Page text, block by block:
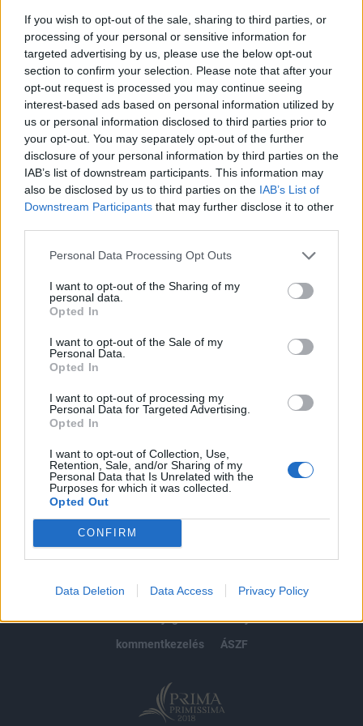
If you wish to opt-out of the sale, sharing to third parties, or
processing of your personal or sensitive information for
targeted advertising by us, please use the below opt-out
section to confirm your selection. Please note that after your
opt-out request is processed you may continue seeing
interest-based ads based on personal information utilized by
us or personal information disclosed to third parties prior to
your opt-out. You may separately opt-out of the further
disclosure of your personal information by third parties on the
IAB’s list of downstream participants. This information may
also be disclosed by us to third parties on the IAB’s List of
Downstream Participants that may further disclose it to other
Personal Data Processing Opt Outs
I want to opt-out of the Sharing of my
personal data.
Opted In
I want to opt-out of the Sale of my
Personal Data.
Opted In
I want to opt-out of processing my
Personal Data for Targeted Advertising.
Opted In
I want to opt-out of Collection, Use,
Retention, Sale, and/or Sharing of my
Personal Data that Is Unrelated with the
Purposes for which it was collected.
Opted Out
CONFIRM
Data Deletion Data Access Privacy Policy
interjúban kifejtette: Szlovákia az évi 1 millió kocsi
gyártására alkalmas kapacitásával a lakosságszámhoz
viszonyítva a legnagyobb autógyártó ország a világon. Az
ország "annyira függővé vált az autóipartól, hogy rögtön
komoly problémák keletkeznek, ha nem megy jól az
ágazatnak" az üzlet - mondta Robert Fico. Hozzátette:...
KEDVES OLVASÓNK!
A keresett cikk a portfolio.hu hírarchívumához
tartozik, melynek olvasása előfizetéses
regisztrációhoz kötött.
Az előfizetés a következőket tartalmazza:
Portfolio.hu teljes cikkarchívum
Kötéslisták: BÉT elmúlt 2 év napon belüli
kötéslistái
impresszum
jogi nyilatkozat
süti beállítások
adatvédelem
szerzői jogok médiaajánlat
karrier
kommentkezelés
ÁSZF